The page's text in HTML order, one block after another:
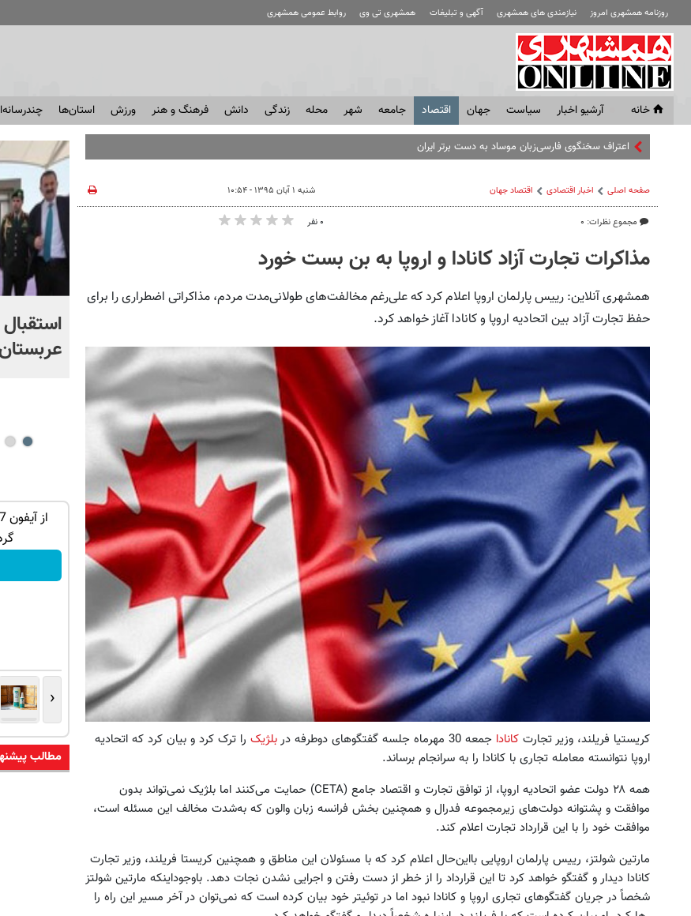
روزنامه همشهری امروز نیازمندی های همشهری آگهی و تبلیغات همشهری تی وی روابط عمومی همشهری
خانه آرشیو اخبار سياست جهان اقتصاد جامعه شهر محله زندگی دانش فرهنگ و هنر ورزش استان‌ها
اعتراف سخنگوی فارسی‌زبان موساد به دست برتر ایران
صفحه اصلی اخبار اقتصادی اقتصاد‌ جهان
مجموع نظرات: ۰
شنبه ۱ آبان ۱۳۹۵ - ۱۰:۵۴
۰ نفر
مذاکرات تجارت آزاد کانادا و اروپا به بن بست خورد
همشهری آنلاین: رییس پارلمان اروپا اعلام کرد که علی‌رغم مخالفت‌های طولانی‌مدت مردم، مذاکراتی اضطراری را برای
حفظ تجارت آزاد بین اتحادیه اروپا و کانادا آغاز خواهد کرد.
کریستیا فریلند، وزیر تجارت کانادا جمعه 30 مهرماه جلسه گفتگوهای دوطرفه در بلژیک را ترک کرد و بیان کرد که اتحادیه
اروپا نتوانسته معامله تجاری با کانادا را به سرانجام برساند.
همه ۲۸ دولت عضو اتحادیه اروپا، از توافق تجارت و اقتصاد جامع (CETA) حمایت می‌کنند اما بلژیک نمی‌تواند بدون
موافقت و پشتوانه دولت‌های زیرمجموعه فدرال و همچنین بخش فرانسه زبان والون که به‌شدت مخالف این مسئله است،
موافقت خود را با این قرارداد تجارت اعلام کند.
مارتین شولتز، رییس پارلمان اروپایی بااین‌حال اعلام کرد که با مسئولان این مناطق و همچنین کریستا فریلند، وزیر تجارت
کانادا دیدار و گفتگو خواهد کرد تا این قرارداد را از خطر از دست رفتن و اجرایی نشدن نجات دهد. باوجوداینکه مارتین شولتز
شخصاً در جریان گفتگوهای تجاری اروپا و کانادا نبود اما در توئیتر خود بیان کرده است که نمی‌توان در آخر مسیر این راه را
؛ واکنش مردم را ببینید
استقبال
پک تقویت موی جلبک توی حمومت
خالیه!45%تخفیف
خرید محصول
به بزرگترین جشنواره ایمپلنت تهران سر بزنید
! | فقط ۲۵ میلیون !
رزرورایگان نوبت
کشف جدید متخصصین که ریزش مو را
متوقف می کند
خرید محصول
‹
مطالب